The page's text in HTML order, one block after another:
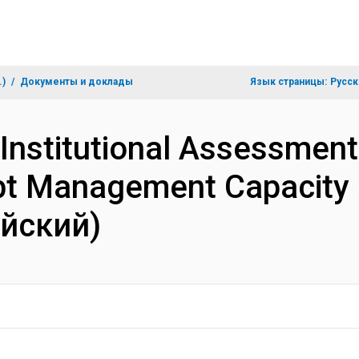
Документы и доклады Язык страницы:
Management